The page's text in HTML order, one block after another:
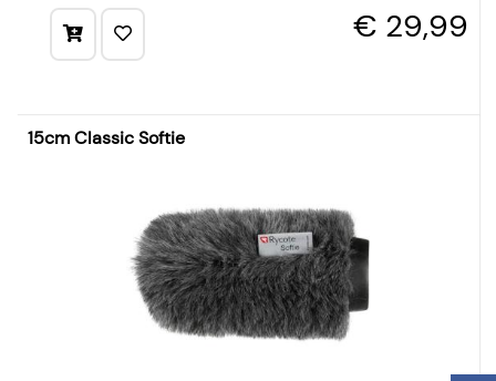
€ 29,99
15cm Classic Softie